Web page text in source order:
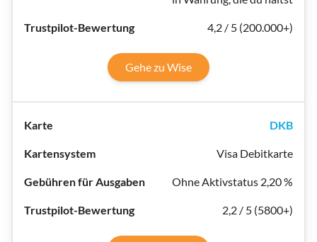
4,2 / 5 (200.000+)
Gehe zu Wise
DKB
Visa Debitkarte
Ohne Aktivstatus 2,20 %
2,2 / 5 (5800+)